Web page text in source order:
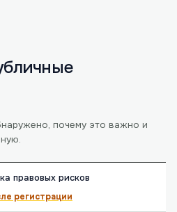
почему это важно и
правовых рисков
регистрации